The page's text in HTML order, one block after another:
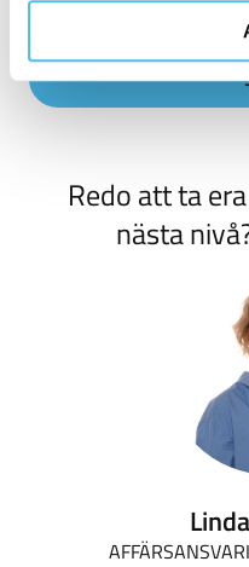
Redo att ta
nästa